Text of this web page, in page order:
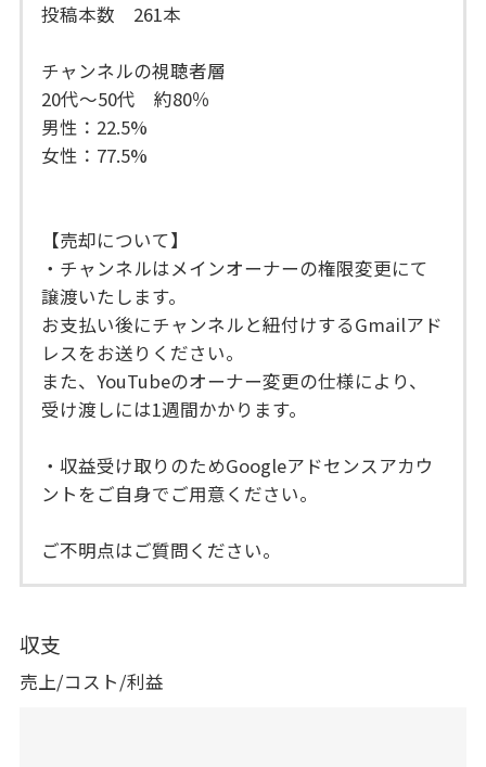
投稿本数 261本
チャンネルの視聴者層
20代～50代 約80％
男性：22.5%
女性：77.5%
【売却について】
・チャンネルはメインオーナーの権限変更にて
譲渡いたします。
お支払い後にチャンネルと紐付けするGmailアド
レスをお送りください。
また、YouTubeのオーナー変更の仕様により、
受け渡しには1週間かかります。
・収益受け取りのためGoogleアドセンスアカウ
ントをご自身でご用意ください。
ご不明点はご質問ください。
収支
売上/コスト/利益